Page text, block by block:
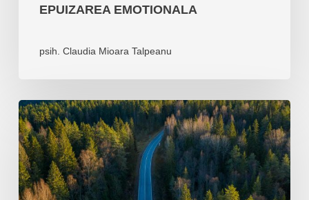
EPUIZAREA EMOTIONALA
psih. Claudia Mioara Talpeanu
Cum
sa
incepi
anul
2026